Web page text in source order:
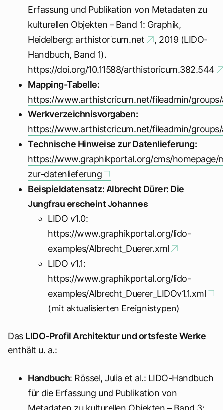
Erfassung und Publikation von Metadaten zu
kulturellen Objekten – Band 1: Graphik,
Heidelberg: arthistoricum.net
, 2019 (LIDO-
Handbuch, Band 1).
https://doi.org/10.11588/arthistoricum.382.544
Mapping-Tabelle:
https://www.arthistoricum.net/fileadmin/
Werkverzeichnisvorgaben:
https://www.arthistoricum.net/fileadmin/
Technische Hinweise zur Datenlieferung:
https://www.graphikportal.org/cms/homepage/
zur-datenlieferung
Beispieldatensatz: Albrecht Dürer: Die
Jungfrau erscheint Johannes
LIDO v1.0:
https://www.graphikportal.org/lido-
examples/Albrecht_Duerer.xml
LIDO v1.1:
https://www.graphikportal.org/lido-
examples/Albrecht_Duerer_LIDOv1.1.xml
(mit aktualisierten Ereignistypen)
Das LIDO-Profil Architektur und ortsfeste Werke
enthält u. a.:
Handbuch: Rössel, Julia et al.: LIDO-Handbuch
für die Erfassung und Publikation von
Metadaten zu kulturellen Objekten – Band 3: